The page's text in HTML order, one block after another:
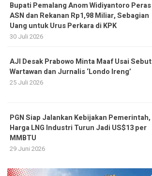
Bupati Pemalang Anom Widiyantoro Peras
ASN dan Rekanan Rp1,98 Miliar, Sebagian
Uang untuk Urus Perkara di KPK
30 Juli 2026
AJI Desak Prabowo Minta Maaf Usai Sebut
Wartawan dan Jurnalis ‘Londo Ireng’
25 Juli 2026
PGN Siap Jalankan Kebijakan Pemerintah,
Harga LNG Industri Turun Jadi US$13 per
MMBTU
29 Juni 2026